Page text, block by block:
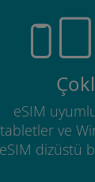
eSIM
tabletler ve
eSIM dizüstü